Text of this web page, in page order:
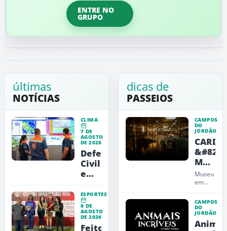
ENTRE NO
GRUPO
últimas
NOTÍCIAS
CLIMA
7 DE
AGOSTO
DE 2026
Defesa
Civil
emite
vermelho
para
a
RMVale
ESPORTES
6 DE
AGOSTO
DE 2026
Feito
dicas de
PASSEIOS
CAMPOS
DO
JORDÃO
CARDE
Museu
de
Arte,
e
Museu
em
do
Jordão
que
une
CAMPOS
DO
JORDÃO